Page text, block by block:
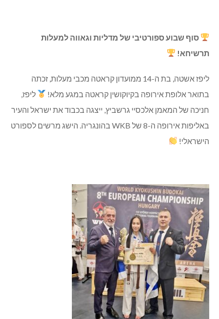
סוף שבוע ספורטיבי של מדליות וגאווה למעלות
תרשיחא!
ליפז אשטה, בת ה-14 ממועדון קראטה מכבי מעלות, זכתה
בתואר אלופת אירופה בקיוקושין קראטה במגע מלא!
ליפז,
חניכה של המאמן אלכסיי גרשביץ, ייצגה בכבוד את ישראל והעיר
באליפות אירופה ה-8 של WKB בהונגריה. הישג מרשים לספורט
הישראלי!